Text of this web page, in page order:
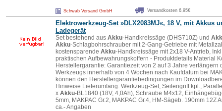
Schwab Versand GmbH Versandkosten 6,95€
Elektrowerkzeug-Set »DLX2083MJ«, 18 V, mit Akkus
Ladegerät
Set bestehend aus Akku-Handkreissäge (DHS710Z) und
Akku-Schlagbohrschrauber mit 2-Gang-Getriebe mit
kostensparende Akku-Handkreissäge mit 2x18 V-Antrieb,
praktischen Aufbewahrungskoffern - Produktdetails Material
Herstellergarantie: Garantiezeit von 2 auf 3 Jahre
Werkzeugs innerhalb von 4 Wochen nach Kaufdatum bei
können den Herstellergarantiebedingungen im
Hinweise Lieferumfang: Werkzeug-Set, Seitengriff kpl.,
x Akku-BL1840 (18V, 4,0Ah), Schraube M4x12,
5mm, MAKPAC Gr.2, MAKPAC Gr.4, HM-Sägeb. 190mm 12Z
ca.- Angaben